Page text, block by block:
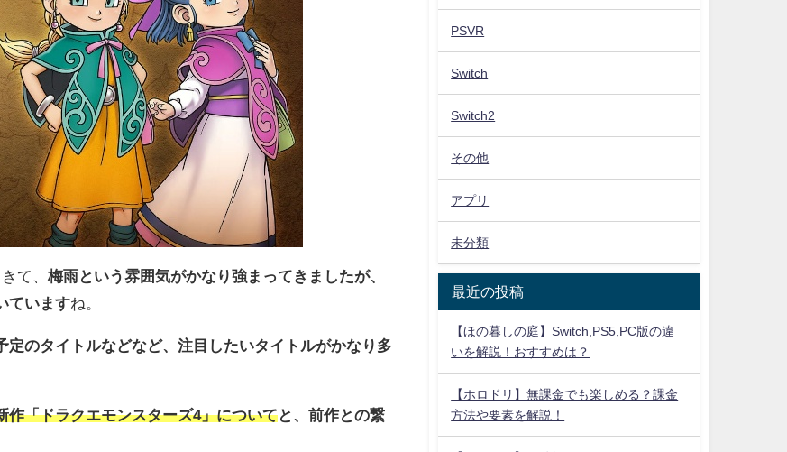
て、梅雨という雰囲気がかなり強まってきましたが、
ていますね。
定のタイトルなどなど、注目したいタイトルがかなり多
作「ドラクエモンスターズ4」についてと、前作との繋
PSVR
Switch
Switch2
その他
アプリ
未分類
最近の投稿
【ほの暮しの庭】Switch,PS5,PC版の違
いを解説！おすすめは？
【ホロドリ】無課金でも楽しめる？課金
方法や要素を解説！